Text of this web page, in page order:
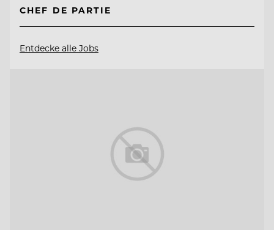
CHEF DE PARTIE
Entdecke alle Jobs